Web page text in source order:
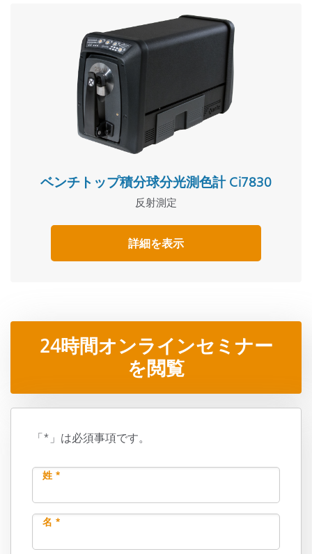
ベンチトップ積分球分光測色計 Ci7830
反射測定
詳細を表示
24時間オンラインセミナー
を閲覧
「*」は必須事項です。
姓 *
名 *